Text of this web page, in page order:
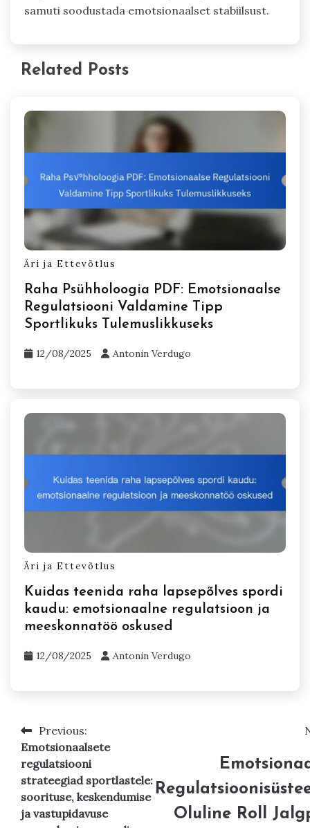
samuti soodustada emotsionaalset stabiilsust.
Related Posts
Äri ja Ettevõtlus
Raha Psühholoogia PDF: Emotsionaalse
Regulatsiooni Valdamine Tipp
Sportlikuks Tulemuslikkuseks
12/08/2025 Antonin Verdugo
Äri ja Ettevõtlus
Kuidas teenida raha lapsepõlves spordi
kaudu: emotsionaalne regulatsioon ja
meeskonnatöö oskused
12/08/2025 Antonin Verdugo
Post
navigation
Previous:
Emotsionaalsete
regulatsiooni
strateegiad sportlastele:
soorituse, keskendumise
ja vastupidavuse
Oluline Roll